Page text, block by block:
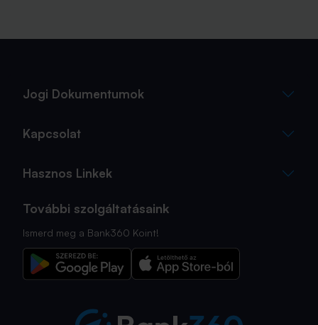
Jogi Dokumentumok
Kapcsolat
Hasznos Linkek
További szolgáltatásaink
Ismerd meg a Bank360 Koint!